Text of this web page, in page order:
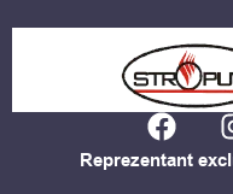
F
a
Reprezentant